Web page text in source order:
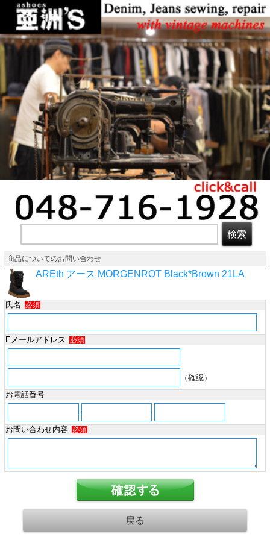
商品についてのお問い合わせ
AREth アース MORGENROT Black*Brown 21LA
氏名 必須
Eメールアドレス 必須
（確認）
お電話番号
-
-
お問い合わせ内容
必須